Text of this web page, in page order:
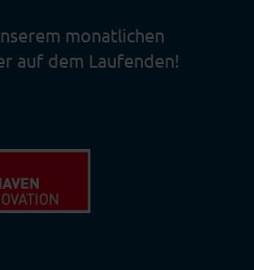
monatlichen
auf dem Laufenden!